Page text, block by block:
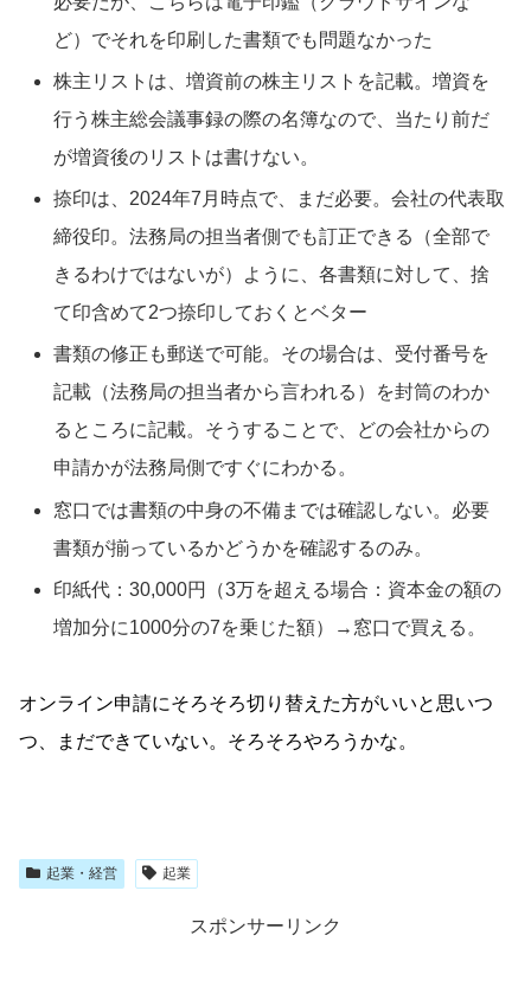
ど）でそれを印刷した書類でも問題なかった
株主リストは、増資前の株主リストを記載。増資を
行う株主総会議事録の際の名簿なので、当たり前だ
が増資後のリストは書けない。
捺印は、2024年7月時点で、まだ必要。会社の代表取
締役印。法務局の担当者側でも訂正できる（全部で
きるわけではないが）ように、各書類に対して、捨
て印含めて2つ捺印しておくとベター
書類の修正も郵送で可能。その場合は、受付番号を
記載（法務局の担当者から言われる）を封筒のわか
るところに記載。そうすることで、どの会社からの
申請かが法務局側ですぐにわかる。
窓口では書類の中身の不備までは確認しない。必要
書類が揃っているかどうかを確認するのみ。
印紙代：30,000円（3万を超える場合：資本金の額の
増加分に1000分の7を乗じた額）→窓口で買える。
オンライン申請にそろそろ切り替えた方がいいと思いつ
つ、まだできていない。そろそろやろうかな。
起業・経営 起業
スポンサーリンク